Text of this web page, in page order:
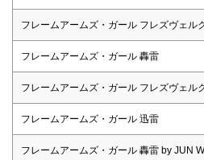
フレームアームズ・ガール フレズヴェル
フレームアームズ・ガール 轟雷
フレームアームズ・ガール フレズヴェル
フレームアームズ・ガール 迅雷
フレームアームズ・ガール 轟雷 by JUN